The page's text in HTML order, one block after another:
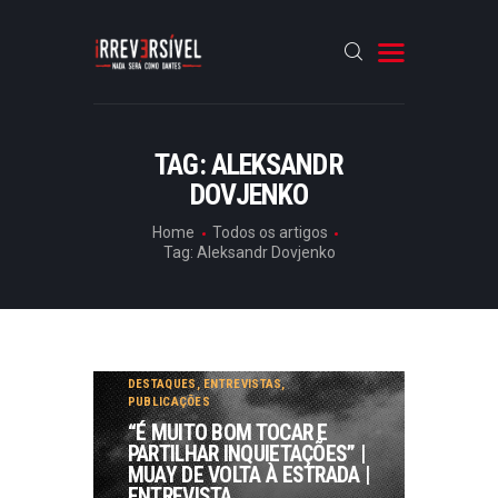
TAG: ALEKSANDR
DOVJENKO
Home
Todos os artigos
Tag: Aleksandr Dovjenko
ENTREVISTAS
ARTIGOS
DESTAQUES,ENTREVISTAS,
PUBLICAÇÕES
“É MUITO BOM TOCAR E
PARTILHAR INQUIETAÇÕES” |
MUAY DE VOLTA À ESTRADA |